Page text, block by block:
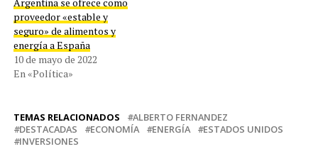
Argentina se ofrece como
proveedor «estable y
seguro» de alimentos y
energía a España
10 de mayo de 2022
En «Política»
TEMAS RELACIONADOS
ALBERTO FERNANDEZ
DESTACADAS
ECONOMÍA ENERGÍA
ESTADOS UNIDOS
INVERSIONES